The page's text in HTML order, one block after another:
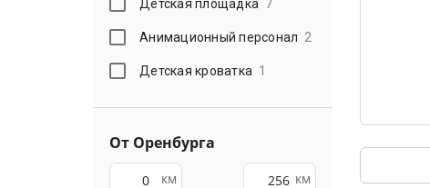
Детская площадка 7
Анимационный персонал 2
Детская кроватка 1
От Оренбурга
км км